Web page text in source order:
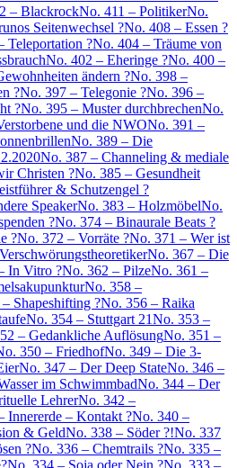
– BlackrockNo. 411 – PolitikerNo.
Seitenwechsel ?No. 408 – Essen ?
Teleportation ?No. 404 – Träume von
No. 402 – Eheringe ?No. 400 –
ändern ?No. 398 –
?No. 397 – Telegonie ?No. 396 –
?No. 395 – Muster durchbrechenNo.
und die NWONo. 391 –
No. 389 – Die
No. 387 – Channeling & mediale
Christen ?No. 385 – Gesundheit
& Schutzengel ?
SpeakerNo. 383 – HolzmöbelNo.
?No. 374 – Binaurale Beats ?
?No. 372 – Vorräte ?No. 371 – Wer ist
No. 367 – Die
In Vitro ?No. 362 – PilzeNo. 361 –
No. 358 –
Shapeshifting ?No. 356 – Raika
No. 354 – Stuttgart 21No. 353 –
– Gedankliche AuflösungNo. 351 –
350 – FriedhofNo. 349 – Die 3-
No. 347 – Der Deep StateNo. 346 –
im SchwimmbadNo. 344 – Der
LehrerNo. 342 –
Innererde – Kontakt ?No. 340 –
& GeldNo. 338 – Söder ?!No. 337
?No. 336 – Chemtrails ?No. 335 –
No. 334 – Soja oder Nein ?No. 333 –